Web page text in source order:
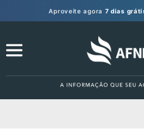
Aproveite agora 7 dias